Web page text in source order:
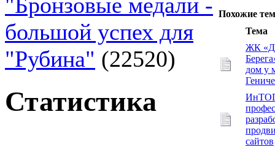
большой успех для
"Рубина" (22520)
Статистика
Похожие
Тема
ЖК
дом у
сайтов